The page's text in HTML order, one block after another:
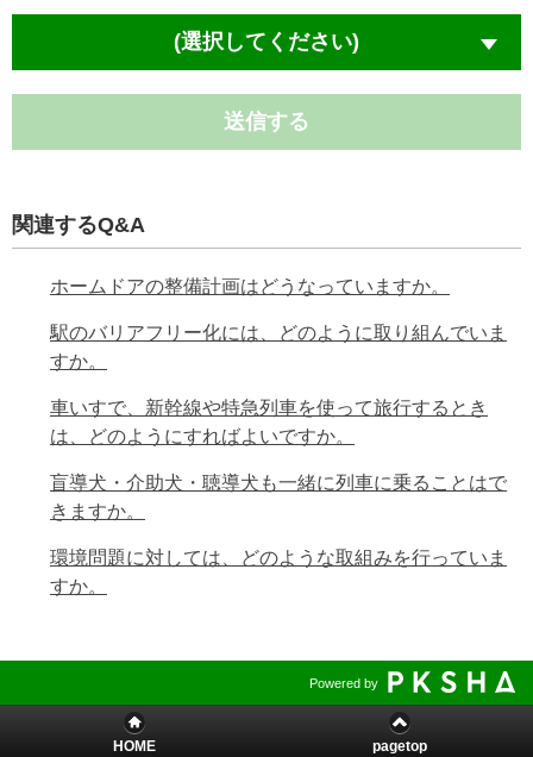
(選択してください)
送信する
関連するQ&A
ホームドアの整備計画はどうなっていますか。
駅のバリアフリー化には、どのように取り組んでいま
すか。
車いすで、新幹線や特急列車を使って旅行するとき
は、どのようにすればよいですか。
盲導犬・介助犬・聴導犬も一緒に列車に乗ることはで
きますか。
環境問題に対しては、どのような取組みを行っていま
すか。
Powered by
HOME pagetop